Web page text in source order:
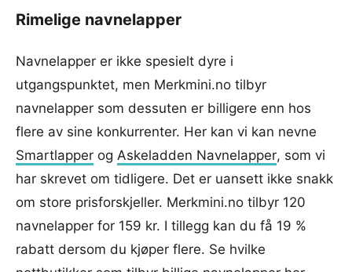
Rimelige navnelapper
Navnelapper er ikke spesielt dyre i
utgangspunktet, men Merkmini.no tilbyr
navnelapper som dessuten er billigere enn hos
flere av sine konkurrenter. Her kan vi kan nevne
Smartlapper og Askeladden Navnelapper, som vi
har skrevet om tidligere. Det er uansett ikke snakk
om store prisforskjeller. Merkmini.no tilbyr 120
navnelapper for 159 kr. I tillegg kan du få 19 %
rabatt dersom du kjøper flere. Se hvilke